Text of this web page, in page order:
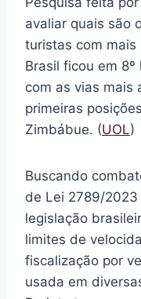
avaliar quais são
turistas com mais
Brasil ficou em
com as vias mais
primeiras
Zimbábue. (UOL)
Buscando
de Lei 2789/
legislação
limites de
fiscalização por
usada em